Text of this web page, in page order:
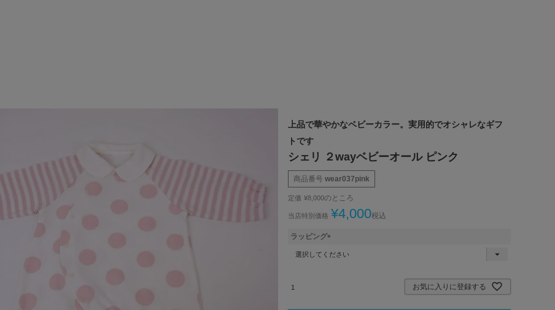
上品で華やかなベビーカラー。実用的でオシャレなギフ
トです
シェリ ２wayベビーオール ピンク
商品番号 wear037pink
定価 ¥8,000のところ
当店特別価格 ¥4,000税込
ラッピング
お気に入りに登録する